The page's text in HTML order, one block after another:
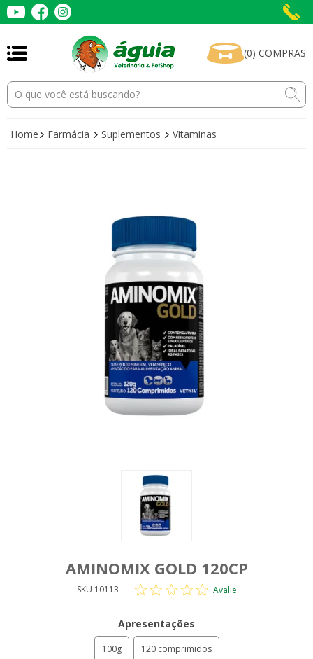
(0) COMPRAS
Home Farmácia Suplementos Vitaminas
AMINOMIX GOLD 120CP
SKU 10113 Avalie
Apresentações
100g 120 comprimidos